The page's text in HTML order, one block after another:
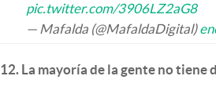
pic.twitter.com/3906LZ2aG8
— Mafalda (@MafaldaDigital)
12. La mayoría de la gente no tiene